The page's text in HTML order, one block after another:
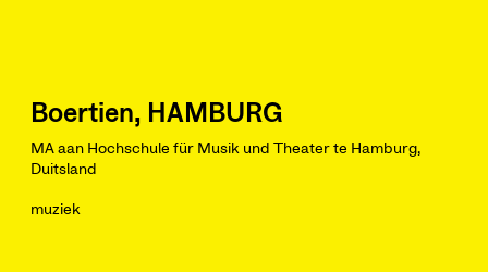
Boertien, HAMBURG
MA aan Hochschule für Musik und Theater te Hamburg,
Duitsland
muziek